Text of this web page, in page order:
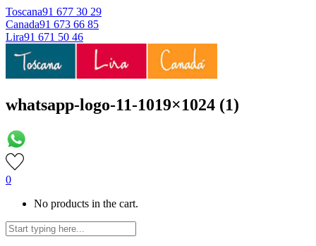
Toscana91 677 30 29
Canada91 673 66 85
Lira91 671 50 46
whatsapp-logo-11-1019×1024 (1)
0
No products in the cart.